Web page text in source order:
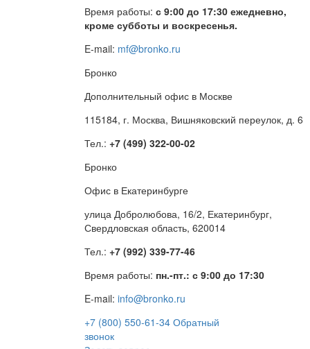
Время работы: с 9:00 до 17:30 ежедневно,
кроме субботы и воскресенья.
E-mail: mf@bronko.ru
Бронко
Дополнительный офис в Москве
115184, г. Москва, Вишняковский переулок, д. 6
Тел.: +7 (499) 322-00-02
Бронко
Офис в Екатеринбурге
улица Добролюбова, 16/2, Екатеринбург,
Свердловская область, 620014
Тел.: +7 (992) 339-77-46
Время работы: пн.-пт.: с 9:00 до 17:30
E-mail: info@bronko.ru
+7 (800) 550-61-34 Обратный
звонок